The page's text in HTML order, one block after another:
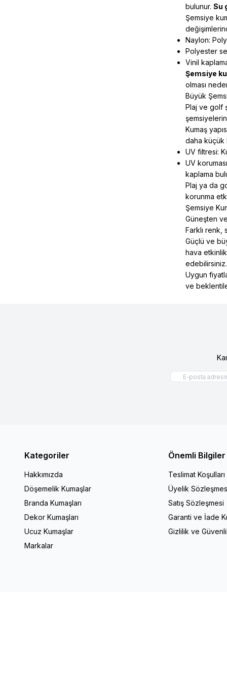
bulunur. Su
Şemsiye
Naylon:
Polyester
Vinil
Şemsiye
olması
Büyük
Plaj ve golf
Kumaş
daha küçük
UV filtresi:
UV
kaplama
Plaj ya da
korunma
Şemsiye
Güneşten
Farklı renk,
Güçlü ve
hava
edebilirsiniz.
Uygun
ve
Kategoriler
Hakkımızda
Döşemelik Kumaşlar
Branda Kumaşları
Dekor Kumaşları
Ucuz Kumaşlar
Markalar
Önemli Bilgiler
Teslimat Koşulları
Üyelik
Satış Sözleşmesi
Garanti ve İade
Gizlilik ve